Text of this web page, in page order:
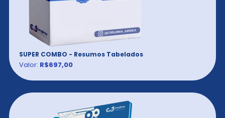
SUPER COMBO - Resumos Tabelados
Valor: R$697,00